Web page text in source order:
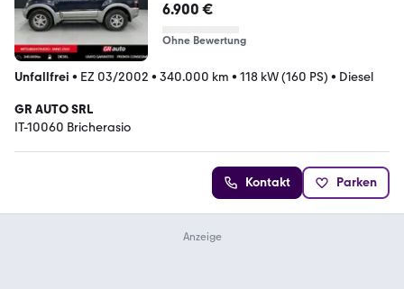
6.900 €
Ohne Bewertung
Unfallfrei • EZ 03/2002 • 340.000 km • 118 kW (160 PS) • Diesel
GR AUTO SRL
IT-10060 Bricherasio
Kontakt Parken